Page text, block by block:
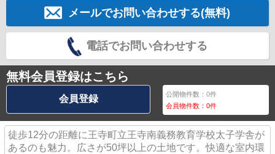
メールでお問い合わせする(無料)
電話でお問い合わせする
無料会員登録はこちら
会員登録 公開物件数：0件
会員物件数：0件
徒歩12分の距離に王寺町立王寺南義務教育学校太子学舎が
あるのも魅力。広さが50坪以上の土地です。快適な室内環